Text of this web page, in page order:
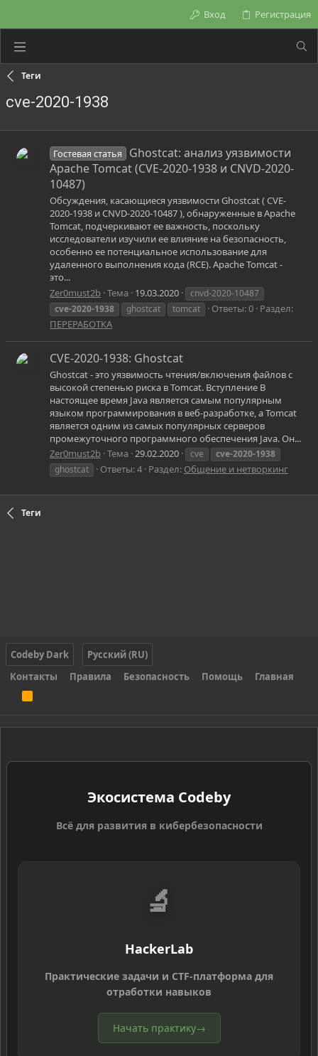
Вход Регистрация
Теги
cve-2020-1938
Гостевая статья
Ghostcat: анализ уязвимости
Apache Tomcat (CVE-2020-1938 и CNVD-2020-
10487)
Обсуждения, касающиеся уязвимости Ghostcat ( CVE-
2020-1938 и CNVD-2020-10487 ), обнаруженные в Apache
Tomcat, подчеркивают ее важность, поскольку
исследователи изучили ее влияние на безопасность,
особенно ее потенциальное использование для
удаленного выполнения кода (RCE). Apache Tomcat -
это...
Zer0must2b Тема 19.03.2020
cnvd-2020-10487
cve-2020-1938
ghostcat tomcat Ответы: 0 Раздел:
ПЕРЕРАБОТКА
CVE-2020-1938: Ghostcat
Ghostcat - это уязвимость чтения/включения файлов с
высокой степенью риска в Tomcat. Вступление В
настоящее время Java является самым популярным
языком программирования в веб-разработке, а Tomcat
является одним из самых популярных серверов
промежуточного программного обеспечения Java. Он...
Zer0must2b Тема 29.02.2020 cve
cve-2020-1938
ghostcat
Ответы: 4 Раздел: Общение и нетворкинг
Теги
Codeby Dark
Русский (RU)
Контакты
Правила Безопасность Помощь Главная
S
Экосистема Codeby
Всё для развития в кибербезопасности
🔬
HackerLab
Практические задачи и CTF-платформа для
отработки навыков
Начать практику→